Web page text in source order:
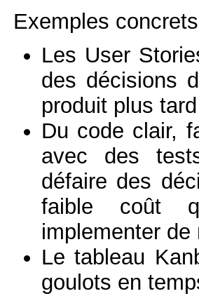
Exemples
Les User
des décisions
produit plus
Du code clair,
avec des
défaire des
faible coût
implementer
Le tableau
goulots en